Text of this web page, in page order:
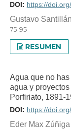
DOI: https://
Gustavo
75-95
RESUMEN
Agua que no
agua y
Porfiriato, 1891-
DOI: https://
Eder Max